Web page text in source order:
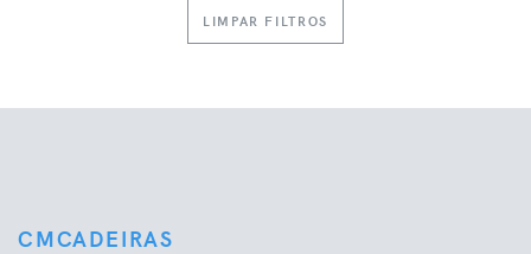
LIMPAR FILTROS
CMCADEIRAS